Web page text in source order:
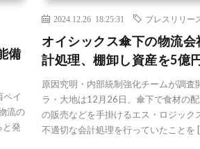
備
ペイ
流の
と発
2024.12.26 18:25:31 プレスリリー
オイシックス傘下の物流
計処理、棚卸し資産を5億
原因究明・内部統制強化チームが調査
ラ・大地は12月26日、傘下で食材の
の販売などを手掛けるエス・ロジック
不適切な会計処理を行っていたことを